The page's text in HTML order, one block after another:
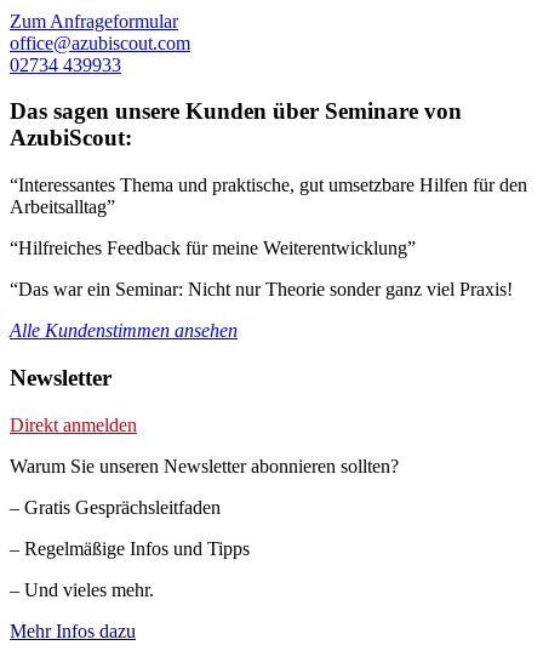
Zum Anfrageformular
office@azubiscout.com
02734 439933
Das sagen unsere Kunden über Seminare von
AzubiScout:
“Interessantes Thema und praktische, gut umsetzbare Hilfen für den
Arbeitsalltag”
“Hilfreiches Feedback für meine Weiterentwicklung”
“Das war ein Seminar: Nicht nur Theorie sonder ganz viel Praxis!
Alle Kundenstimmen ansehen
Newsletter
Direkt anmelden
Warum Sie unseren Newsletter abonnieren sollten?
– Gratis Gesprächsleitfaden
– Regelmäßige Infos und Tipps
– Und vieles mehr.
Mehr Infos dazu